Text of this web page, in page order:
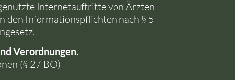
Internetauftritte von Ärzten
den Informationspflichten nach § 5
Verordnungen.
(§ 27 BO)